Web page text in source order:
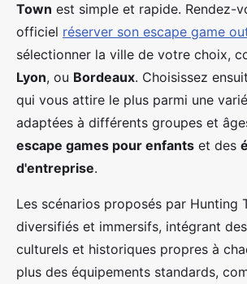
Town est simple et rapide. Rendez-
officiel réserver son escape game
sélectionner la ville de votre choix,
Lyon, ou Bordeaux. Choisissez
qui vous attire le plus parmi une
adaptées à différents groupes et
escape games pour enfants et des
d'entreprise.
Les scénarios proposés par Hunting
diversifiés et immersifs, intégrant
culturels et historiques propres à
plus des équipements standards,